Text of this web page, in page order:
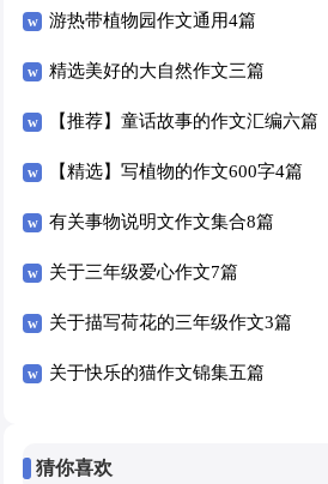
游热带植物园作文通用4篇
精选美好的大自然作文三篇
【推荐】童话故事的作文汇编六篇
【精选】写植物的作文600字4篇
有关事物说明文作文集合8篇
关于三年级爱心作文7篇
关于描写荷花的三年级作文3篇
关于快乐的猫作文锦集五篇
猜你喜欢